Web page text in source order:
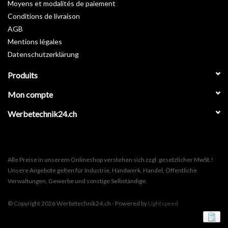
Moyens et modalités de paiement
Conditions de livraison
AGB
Mentions légales
Datenschutzerklärung
Produits
Mon compte
Werbetechnik24.ch
Alle Preise in unserem Onlineshop verstehen sich zzgl. gesetzlicher MwSt.!
Unsere Angebote gelten für Industrie, Handwerk, Handel, Öffentliche
Verwaltungen, Gewerbe und sonstige Selbständige.
© Copyright 2026 Werbetechnik24.ch - Powered by Lightspeed